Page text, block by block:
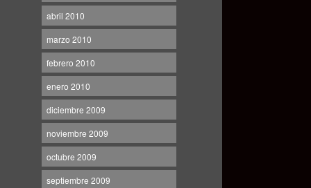
abril 2010
marzo 2010
febrero 2010
enero 2010
diciembre 2009
noviembre 2009
octubre 2009
septiembre 2009